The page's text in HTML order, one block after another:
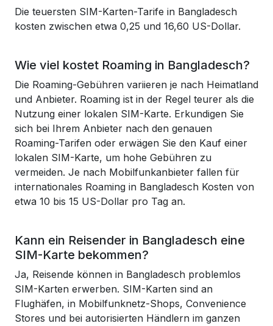
Die teuersten SIM-Karten-Tarife in Bangladesch
kosten zwischen etwa 0,25 und 16,60 US-Dollar.
Wie viel kostet Roaming in Bangladesch?
Die Roaming-Gebühren variieren je nach Heimatland
und Anbieter. Roaming ist in der Regel teurer als die
Nutzung einer lokalen SIM-Karte. Erkundigen Sie
sich bei Ihrem Anbieter nach den genauen
Roaming-Tarifen oder erwägen Sie den Kauf einer
lokalen SIM-Karte, um hohe Gebühren zu
vermeiden. Je nach Mobilfunkanbieter fallen für
internationales Roaming in Bangladesch Kosten von
etwa 10 bis 15 US-Dollar pro Tag an.
Kann ein Reisender in Bangladesch eine
SIM-Karte bekommen?
Ja, Reisende können in Bangladesch problemlos
SIM-Karten erwerben. SIM-Karten sind an
Flughäfen, in Mobilfunknetz-Shops, Convenience
Stores und bei autorisierten Händlern im ganzen